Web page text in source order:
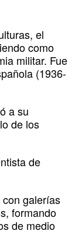
el
como
militar. Fue
(1936-
a su
de los
de
galerías
formando
de medio